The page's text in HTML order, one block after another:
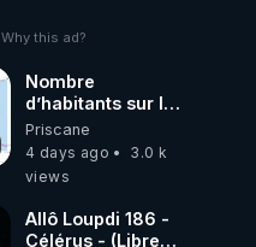
Why this ad?
Nombre
d’habitants sur la
planète Terre…
Priscane
4 days ago
3.0 k
views
Allô Loupdi 186 -
Célérus - (Libre